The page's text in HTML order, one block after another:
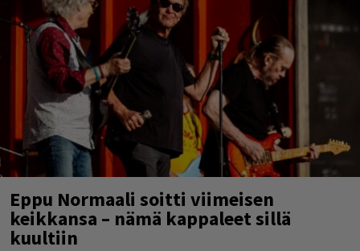
Eppu Normaali soitti viimeisen
keikkansa – nämä kappaleet sillä
kuultiin